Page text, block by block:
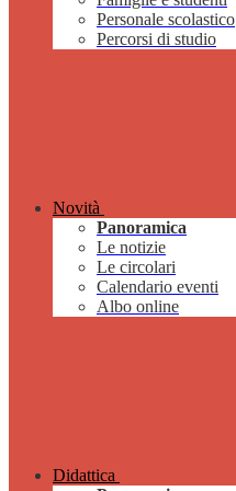
Personale scolastico
Percorsi di studio
Novità
Panoramica
Le notizie
Le circolari
Calendario eventi
Albo online
Didattica